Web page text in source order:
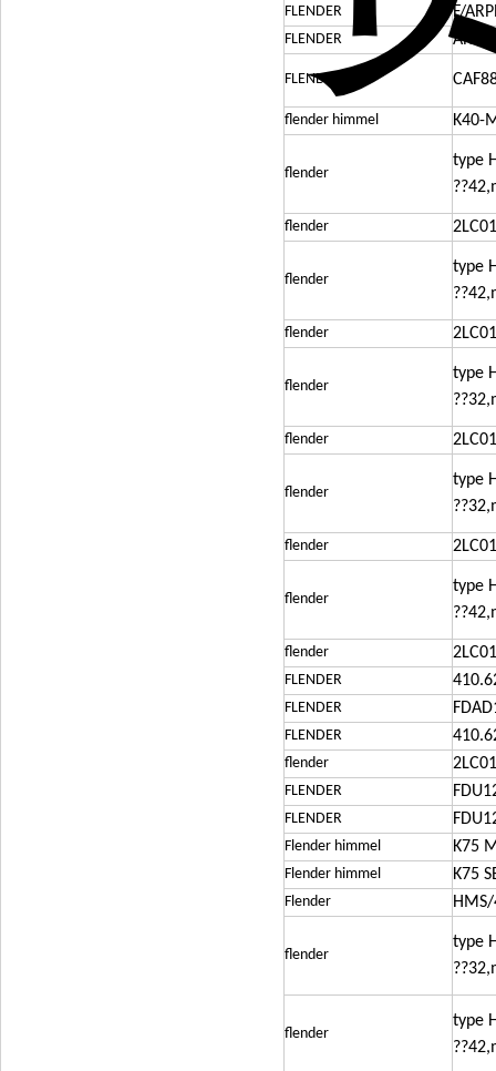
FLENDER F/
FLENDER
FLENDER
flender himmel K40-
flender
type
flender
flender
type
flender
flender
type
flender
flender
type
flender
flender
type
flender
FLENDER
FLENDER
FLENDER
flender
FLENDER
FLENDER
Flender himmel K75
Flender himmel K75
Flender
flender
type
flender
type